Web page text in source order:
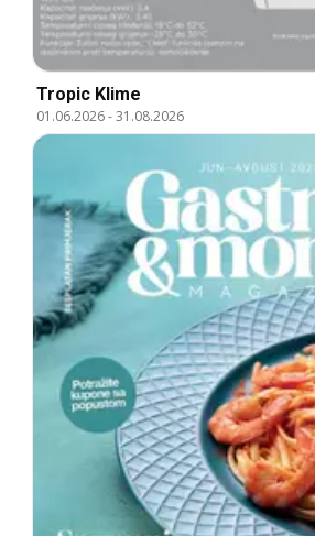
Tropic Klime
01.06.2026-31.08.2026